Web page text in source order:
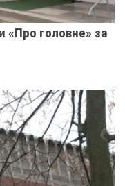
головне» за